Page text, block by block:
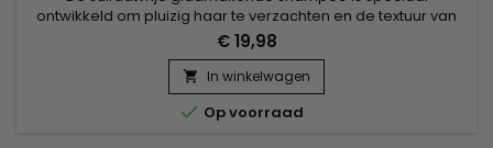
ontwikkeld om pluizig haar te verzachten en de textuur van
het haar te verbeteren, en hydrateert het haar intensief
zonder het te verzwaren.&nbsp; Arganolie, bekend om zijn
herstellende en beschermende eigenschappen, versterkt
de haarvezel, terwijl agave-extract glans en soepelheid
toevoegt. &nbsp;Mizani...
€ 19,98
 In winkelwagen
 Op voorraad